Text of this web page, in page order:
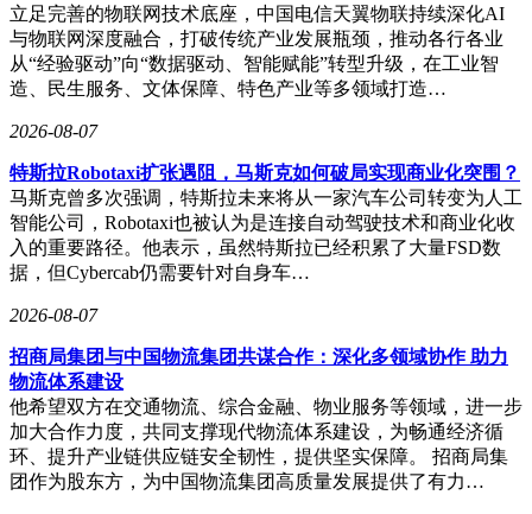
立足完善的物联网技术底座，中国电信天翼物联持续深化AI
与物联网深度融合，打破传统产业发展瓶颈，推动各行各业
从“经验驱动”向“数据驱动、智能赋能”转型升级，在工业智
造、民生服务、文体保障、特色产业等多领域打造…
2026-08-07
特斯拉Robotaxi扩张遇阻，马斯克如何破局实现商业化突围？
马斯克曾多次强调，特斯拉未来将从一家汽车公司转变为人工
智能公司，Robotaxi也被认为是连接自动驾驶技术和商业化收
入的重要路径。他表示，虽然特斯拉已经积累了大量FSD数
据，但Cybercab仍需要针对自身车…
2026-08-07
招商局集团与中国物流集团共谋合作：深化多领域协作 助力
物流体系建设
他希望双方在交通物流、综合金融、物业服务等领域，进一步
加大合作力度，共同支撑现代物流体系建设，为畅通经济循
环、提升产业链供应链安全韧性，提供坚实保障。 招商局集
团作为股东方，为中国物流集团高质量发展提供了有力…